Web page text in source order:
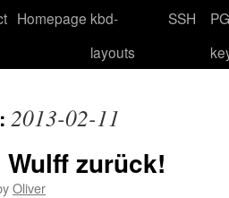
Homepage kbd-
layouts
SSH
2013-02-11
zurück!
Oliver